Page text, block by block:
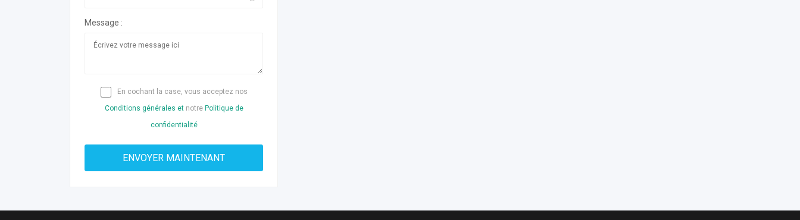
Message :
En cochant la case, vous acceptez nos
Conditions générales etnotre Politique de
confidentialité